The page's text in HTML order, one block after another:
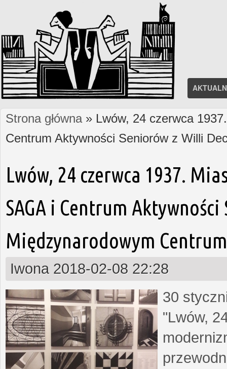
Jesteś tutaj
Strona główna» Lwów, 24 czerwca
Centrum Aktywności Seniorów z Willi
Lwów, 24 czerwca 1937.
SAGA i Centrum
Międzynarodowym
Iwona 2018-02-08 22:28
30
"Lwów,